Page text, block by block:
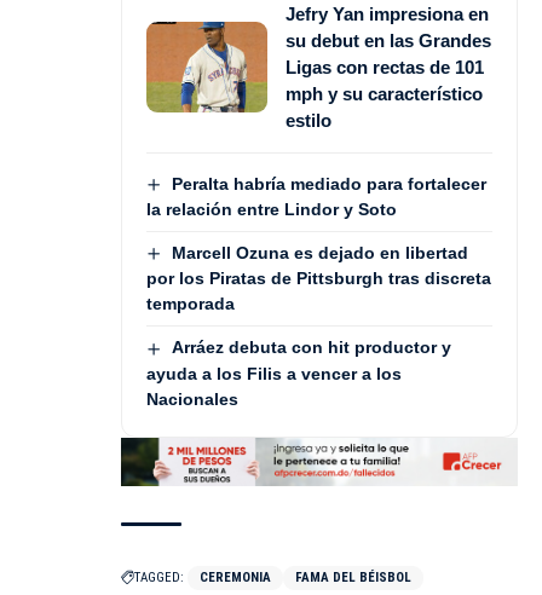
Jefry Yan impresiona en
su debut en las Grandes
Ligas con rectas de 101
mph y su característico
estilo
Peralta habría mediado para fortalecer
la relación entre Lindor y Soto
Marcell Ozuna es dejado en libertad
por los Piratas de Pittsburgh tras discreta
temporada
Arráez debuta con hit productor y
ayuda a los Filis a vencer a los
Nacionales
TAGGED: CEREMONIA FAMA DEL BÉISBOL